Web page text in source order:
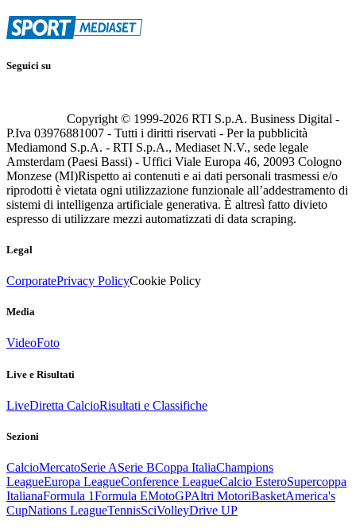
Seguici su
Copyright © 1999-2026 RTI S.p.A. Business Digital -
P.Iva 03976881007 - Tutti i diritti riservati - Per la pubblicità
Mediamond S.p.A. - RTI S.p.A., Mediaset N.V., sede legale
Amsterdam (Paesi Bassi) - Uffici Viale Europa 46, 20093 Cologno
Monzese (MI)Rispetto ai contenuti e ai dati personali trasmessi e/o
riprodotti è vietata ogni utilizzazione funzionale all’addestramento di
sistemi di intelligenza artificiale generativa. È altresì fatto divieto
espresso di utilizzare mezzi automatizzati di data scraping.
Legal
CorporatePrivacy PolicyCookie Policy
Media
VideoFoto
Live e Risultati
LiveDiretta CalcioRisultati e Classifiche
Sezioni
CalcioMercatoSerie ASerie BCoppa ItaliaChampions
LeagueEuropa LeagueConference LeagueCalcio EsteroSupercoppa
ItalianaFormula 1Formula EMotoGPAltri MotoriBasketAmerica's
CupNations LeagueTennisSciVolleyDrive UP